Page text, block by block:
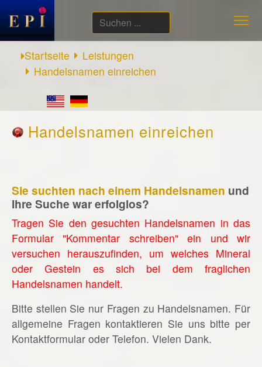
Suchen
...
Startseite
Leistungen
Handelsnamen einreichen
Handelsnamen einreichen
Sie suchten nach einem Handelsnamen und
Ihre Suche war erfolglos?
Tragen Sie den gesuchten Handelsnamen in das
Formular "Kommentar schreiben" ein und wir
versuchen herauszufinden, um welches Mineral
oder Gestein es sich bei dem fraglichen
Handelsnamen handelt.
Bitte stellen Sie nur Fragen zu Handelsnamen. Für
allgemeine Fragen kontaktieren Sie uns bitte per
Kontaktformular oder Telefon. Vielen Dank.